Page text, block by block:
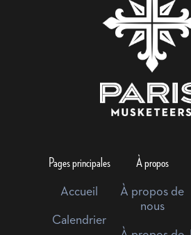
Pages principales
Accueil
Calendrier
À propos
À propos de
nous